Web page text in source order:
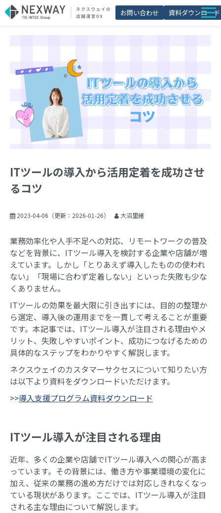
お問い合わせ 資料ダウンロード
店舗matic
セミナー
よくあるご質問
お役立ち資料一覧
ITツールの導入から活用定着を成功させ
るコツ
2023-04-06 （更新： 2026-01-26） 大沼里緒
業務効率化や人手不足への対応、リモートワークの普及
などを背景に、ITツール導入を検討する企業や店舗が増
えています。しかし「とりあえず導入したものの使われ
ない」「現場に合わず定着しない」といった失敗も少な
くありません。
ITツールの効果を最大限に引き出すには、目的の整理か
ら選定、導入後の運用までを一貫して考えることが重要
です。本記事では、ITツール導入が注目される理由やメ
リット、失敗しやすいポイント、成功につなげるための
具体的なステップをわかりやすく解説します。
ネクスウェイのカスタマーサクセスについて知りたい方
は以下より資料をダウンロードいただけます。
>>導入支援プログラム資料ダウンロード
ITツール導入が注目される理由
近年、多くの企業や店舗でITツール導入への関心が高ま
っています。その背景には、働き方や事業環境の変化に
加え、従来の業務の進め方だけでは対応しきれなくなっ
ている現状があります。ここでは、ITツール導入が注目
される主な理由について解説します。